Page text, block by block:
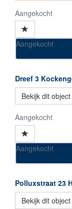
Aangekocht
Aangekocht
Dreef 3
Bekijk dit object
Aangekocht
Aangekocht
Polluxstraat 23
Bekijk dit object